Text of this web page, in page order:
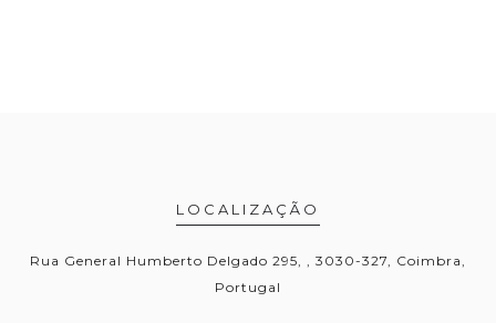
LOCALIZAÇÃO
Rua General Humberto Delgado 295, , 3030-327, Coimbra,
Portugal